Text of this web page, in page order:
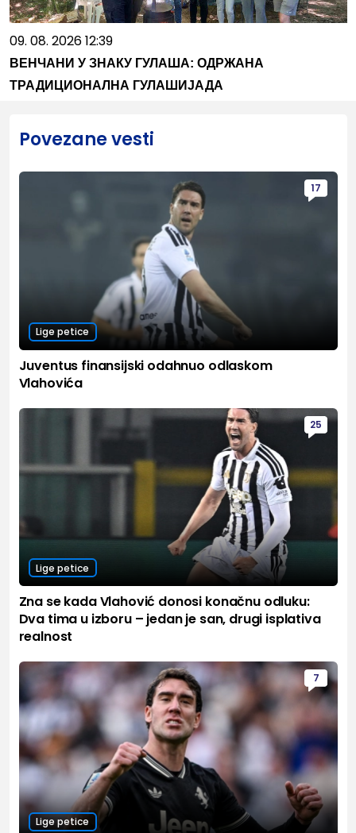
09. 08. 2026 12:39
ВЕНЧАНИ У ЗНАКУ ГУЛАША: ОДРЖАНА
ТРАДИЦИОНАЛНА ГУЛАШИЈАДА
Povezane vesti
17
Lige petice
Juventus finansijski odahnuo odlaskom
Vlahovića
25
Lige petice
Zna se kada Vlahović donosi konačnu odluku:
Dva tima u izboru – jedan je san, drugi isplativa
realnost
7
Lige petice